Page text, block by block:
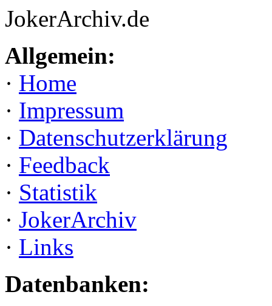
JokerArchiv.de
Allgemein:
· Home
· Impressum
· Datenschutzerklärung
· Feedback
· Statistik
· JokerArchiv
· Links
Datenbanken: